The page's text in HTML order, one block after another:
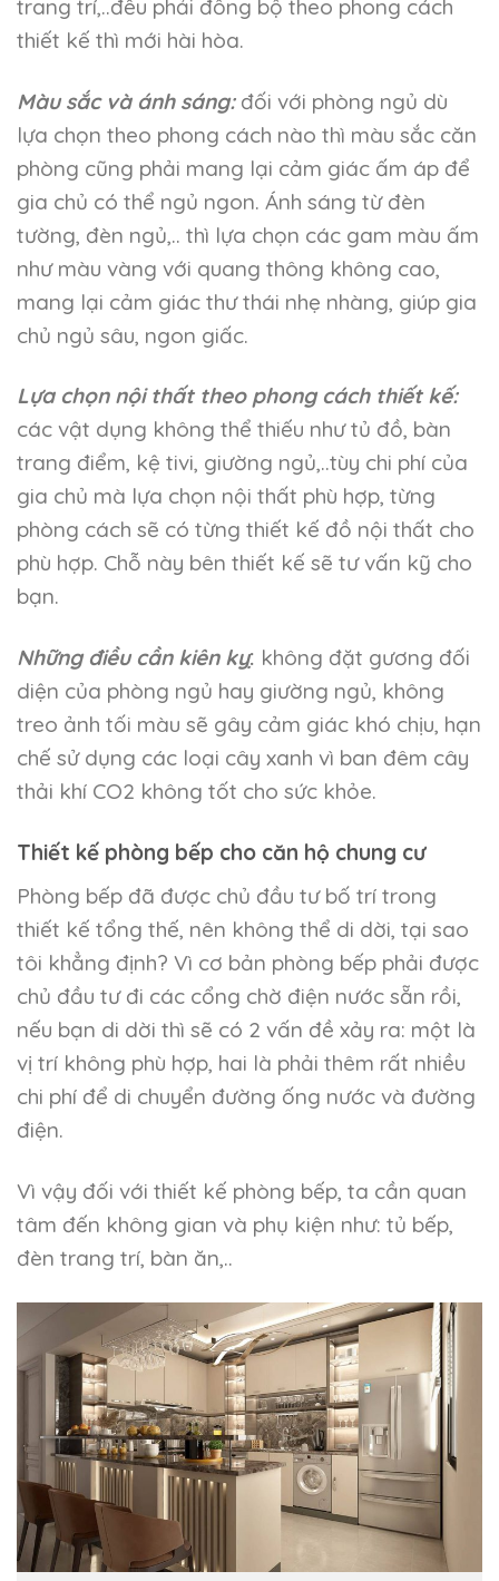
trang trí,..đều phải đồng bộ theo phong cách
thiết kế thì mới hài hòa.
Màu sắc và ánh sáng:đối với phòng ngủ dù
lựa chọn theo phong cách nào thì màu sắc căn
phòng cũng phải mang lại cảm giác ấm áp để
gia chủ có thể ngủ ngon. Ánh sáng từ đèn
tường, đèn ngủ,.. thì lựa chọn các gam màu ấm
như màu vàng với quang thông không cao,
mang lại cảm giác thư thái nhẹ nhàng, giúp gia
chủ ngủ sâu, ngon giấc.
Lựa chọn nội thất theo phong cách thiết kế:
các vật dụng không thể thiếu như tủ đồ, bàn
trang điểm, kệ tivi, giường ngủ,..tùy chi phí của
gia chủ mà lựa chọn nội thất phù hợp, từng
phòng cách sẽ có từng thiết kế đồ nội thất cho
phù hợp. Chỗ này bên thiết kế sẽ tư vấn kỹ cho
bạn.
Những điều cần kiên kỵ: không đặt gương đối
diện của phòng ngủ hay giường ngủ, không
treo ảnh tối màu sẽ gây cảm giác khó chịu, hạn
chế sử dụng các loại cây xanh vì ban đêm cây
thải khí CO2 không tốt cho sức khỏe.
Thiết kế phòng bếp cho căn hộ chung cư
Phòng bếp đã được chủ đầu tư bố trí trong
thiết kế tổng thế, nên không thể di dời, tại sao
tôi khẳng định? Vì cơ bản phòng bếp phải được
chủ đầu tư đi các cổng chờ điện nước sẵn rồi,
nếu bạn di dời thì sẽ có 2 vấn đề xảy ra: một là
vị trí không phù hợp, hai là phải thêm rất nhiều
chi phí để di chuyển đường ống nước và đường
điện.
Vì vậy đối với thiết kế phòng bếp, ta cần quan
tâm đến không gian và phụ kiện như: tủ bếp,
đèn trang trí, bàn ăn,..